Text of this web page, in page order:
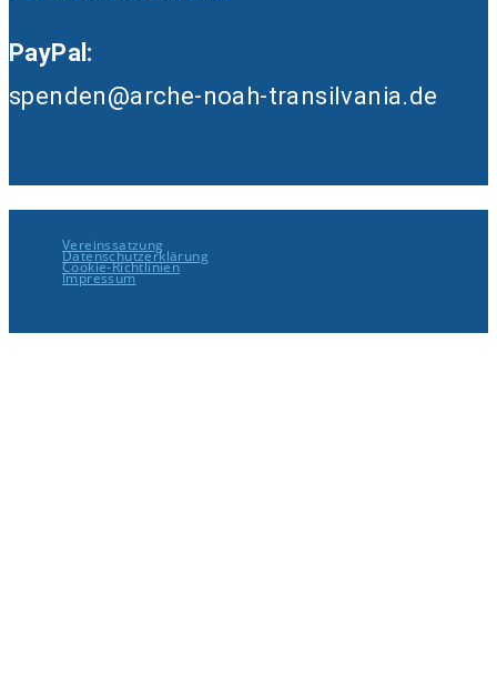
PayPal:
spenden@arche-noah-transilvania.de
Vereinssatzung
Datenschutzerklärung
Cookie-Richtlinien
Impressum